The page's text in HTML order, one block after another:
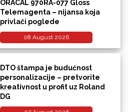
ORACAL 970RA-077 Gloss
Telemagenta – nijansa koja
privlači poglede
08 August 2026
DTO štampa je budućnost
personalizacije – pretvorite
kreativnost u profit uz Roland
DG